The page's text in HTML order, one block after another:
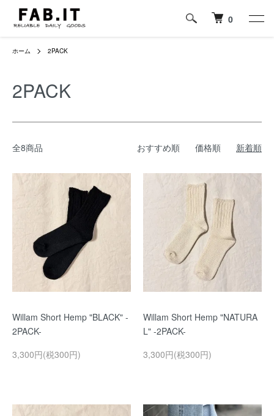
0
ホーム 2PACK
2PACK
全8商品 おすすめ順 価格順 新着順
Willam Short Hemp "BLACK" -
2PACK-
3,300円(税300円)
Willam Short Hemp "NATURA
L" -2PACK-
3,300円(税300円)